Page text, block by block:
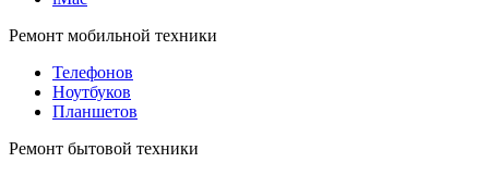
Ремонт мобильной техники
Телефонов
Ноутбуков
Планшетов
Ремонт бытовой техники